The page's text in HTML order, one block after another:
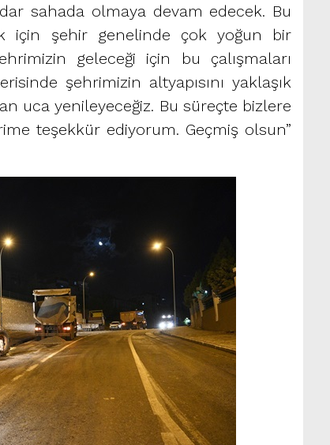
sahada olmaya devam edecek. Bu
için şehir genelinde çok yoğun bir
geleceği için bu çalışmaları
şehrimizin altyapısını yaklaşık
uca yenileyeceğiz. Bu süreçte bizlere
teşekkür ediyorum. Geçmiş olsun”